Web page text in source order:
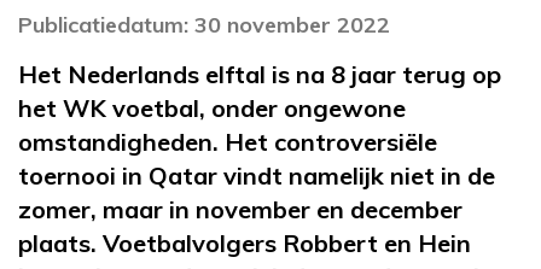
Publicatiedatum: 30 november 2022
Het Nederlands elftal is na 8 jaar terug op
het WK voetbal, onder ongewone
omstandigheden. Het controversiële
toernooi in Qatar vindt namelijk niet in de
zomer, maar in november en december
plaats. Voetbalvolgers Robbert en Hein